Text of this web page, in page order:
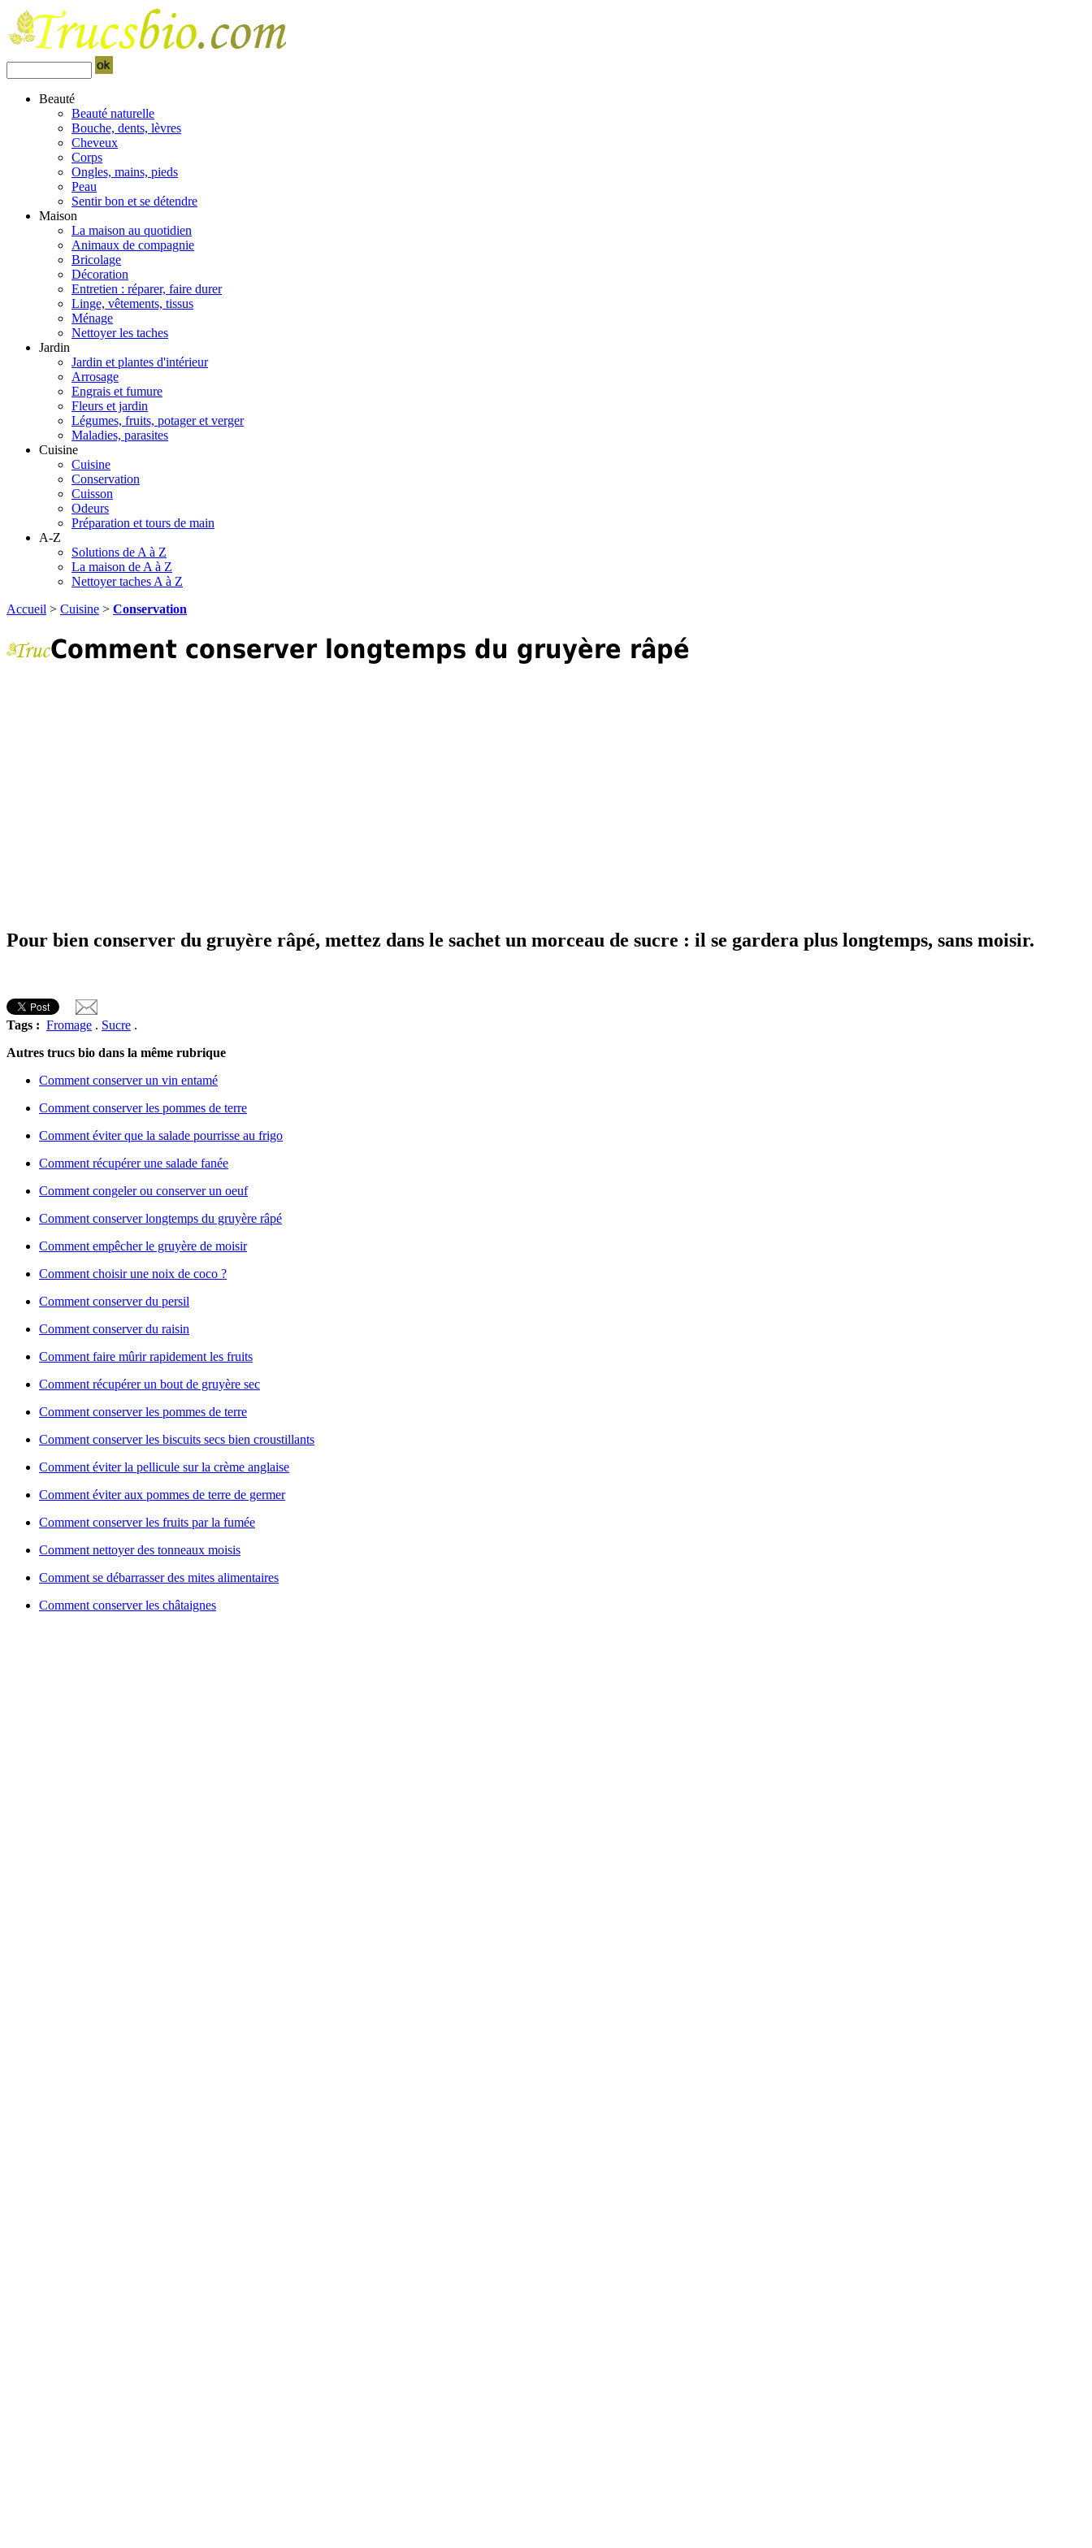
Beauté
Beauté naturelle
Bouche, dents, lèvres
Cheveux
Corps
Ongles, mains, pieds
Peau
Sentir bon et se détendre
Maison
La maison au quotidien
Animaux de compagnie
Bricolage
Décoration
Entretien : réparer, faire durer
Linge, vêtements, tissus
Ménage
Nettoyer les taches
Jardin
Jardin et plantes d'intérieur
Arrosage
Engrais et fumure
Fleurs et jardin
Légumes, fruits, potager et verger
Maladies, parasites
Cuisine
Cuisine
Conservation
Cuisson
Odeurs
Préparation et tours de main
A-Z
Solutions de A à Z
La maison de A à Z
Nettoyer taches A à Z
Accueil > Cuisine > Conservation
Comment conserver longtemps du gruyère râpé
Pour bien conserver du gruyère râpé, mettez dans le sachet un morceau de sucre : il se gardera plus longtemps, sans moisir.
Tags : Fromage . Sucre .
Autres trucs bio dans la même rubrique
Comment conserver un vin entamé
Comment conserver les pommes de terre
Comment éviter que la salade pourrisse au frigo
Comment récupérer une salade fanée
Comment congeler ou conserver un oeuf
Comment conserver longtemps du gruyère râpé
Comment empêcher le gruyère de moisir
Comment choisir une noix de coco ?
Comment conserver du persil
Comment conserver du raisin
Comment faire mûrir rapidement les fruits
Comment récupérer un bout de gruyère sec
Comment conserver les pommes de terre
Comment conserver les biscuits secs bien croustillants
Comment éviter la pellicule sur la crème anglaise
Comment éviter aux pommes de terre de germer
Comment conserver les fruits par la fumée
Comment nettoyer des tonneaux moisis
Comment se débarrasser des mites alimentaires
Comment conserver les châtaignes